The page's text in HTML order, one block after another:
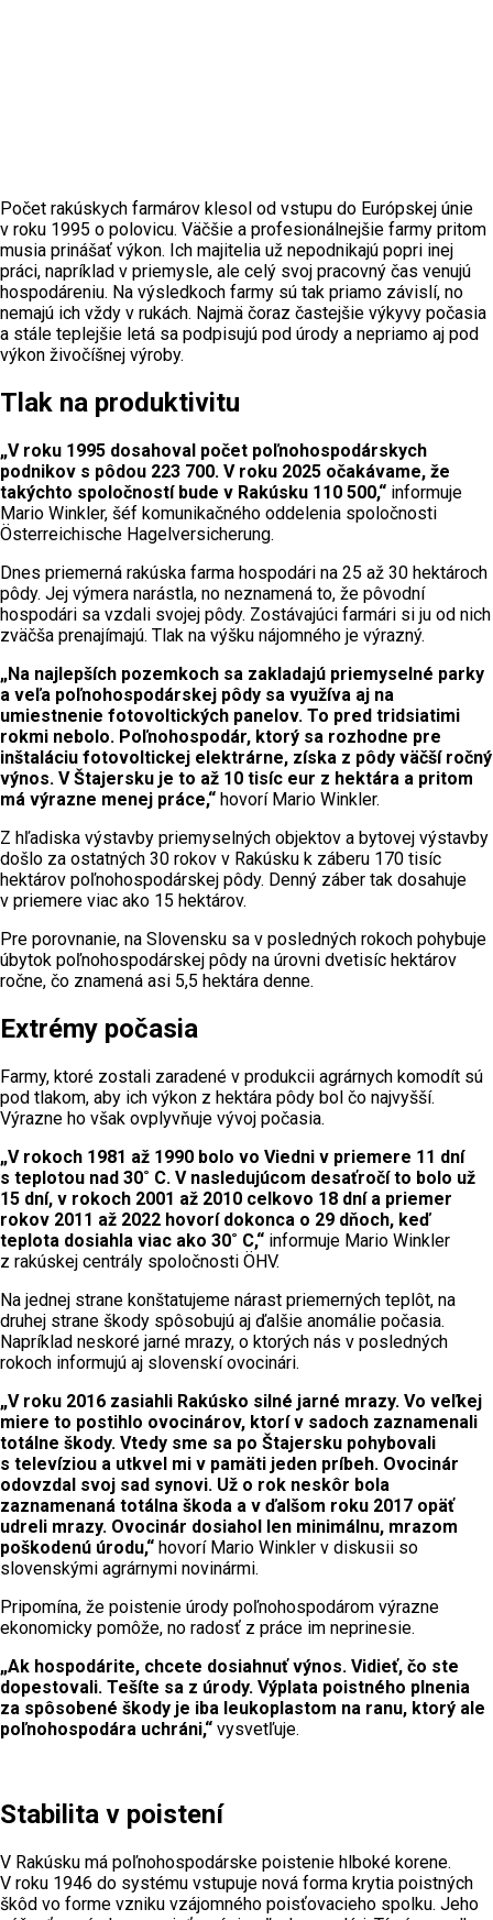
Počet rakúskych farmárov klesol od vstupu do Európskej únie
v roku 1995 o polovicu. Väčšie a profesionálnejšie farmy pritom
musia prinášať výkon. Ich majitelia už nepodnikajú popri inej
práci, napríklad v priemysle, ale celý svoj pracovný čas venujú
hospodáreniu. Na výsledkoch farmy sú tak priamo závislí, no
nemajú ich vždy v rukách. Najmä čoraz častejšie výkyvy počasia
a stále teplejšie letá sa podpisujú pod úrody a nepriamo aj pod
výkon živočíšnej výroby.
Tlak na produktivitu
„V roku 1995 dosahoval počet poľnohospodárskych
podnikov s pôdou 223 700. V roku 2025 očakávame, že
takýchto spoločností bude v Rakúsku 110 500,“ informuje
Mario Winkler, šéf komunikačného oddelenia spoločnosti
Österreichische Hagelversicherung.
Dnes priemerná rakúska farma hospodári na 25 až 30 hektároch
pôdy. Jej výmera narástla, no neznamená to, že pôvodní
hospodári sa vzdali svojej pôdy. Zostávajúci farmári si ju od nich
zväčša prenajímajú. Tlak na výšku nájomného je výrazný.
„Na najlepších pozemkoch sa zakladajú priemyselné parky
a veľa poľnohospodárskej pôdy sa využíva aj na
umiestnenie fotovoltických panelov. To pred tridsiatimi
rokmi nebolo. Poľnohospodár, ktorý sa rozhodne pre
inštaláciu fotovoltickej elektrárne, získa z pôdy väčší ročný
výnos. V Štajersku je to až 10 tisíc eur z hektára a pritom
má výrazne menej práce,“ hovorí Mario Winkler.
Z hľadiska výstavby priemyselných objektov a bytovej výstavby
došlo za ostatných 30 rokov v Rakúsku k záberu 170 tisíc
hektárov poľnohospodárskej pôdy. Denný záber tak dosahuje
v priemere viac ako 15 hektárov.
Pre porovnanie, na Slovensku sa v posledných rokoch pohybuje
úbytok poľnohospodárskej pôdy na úrovni dvetisíc hektárov
ročne, čo znamená asi 5,5 hektára denne.
Extrémy počasia
Farmy, ktoré zostali zaradené v produkcii agrárnych komodít sú
pod tlakom, aby ich výkon z hektára pôdy bol čo najvyšší.
Výrazne ho však ovplyvňuje vývoj počasia.
„V rokoch 1981 až 1990 bolo vo Viedni v priemere 11 dní
s teplotou nad 30˚ C. V nasledujúcom desaťročí to bolo už
15 dní, v rokoch 2001 až 2010 celkovo 18 dní a priemer
rokov 2011 až 2022 hovorí dokonca o 29 dňoch, keď
teplota dosiahla viac ako 30˚ C,“ informuje Mario Winkler
z rakúskej centrály spoločnosti ÖHV.
Na jednej strane konštatujeme nárast priemerných teplôt, na
druhej strane škody spôsobujú aj ďalšie anomálie počasia.
Napríklad neskoré jarné mrazy, o ktorých nás v posledných
rokoch informujú aj slovenskí ovocinári.
„V roku 2016 zasiahli Rakúsko silné jarné mrazy. Vo veľkej
miere to postihlo ovocinárov, ktorí v sadoch zaznamenali
totálne škody. Vtedy sme sa po Štajersku pohybovali
s televíziou a utkvel mi v pamäti jeden príbeh. Ovocinár
odovzdal svoj sad synovi. Už o rok neskôr bola
zaznamenaná totálna škoda a v ďalšom roku 2017 opäť
udreli mrazy. Ovocinár dosiahol len minimálnu, mrazom
poškodenú úrodu,“ hovorí Mario Winkler v diskusii so
slovenskými agrárnymi novinármi.
Pripomína, že poistenie úrody poľnohospodárom výrazne
ekonomicky pomôže, no radosť z práce im neprinesie.
„Ak hospodárite, chcete dosiahnuť výnos. Vidieť, čo ste
dopestovali. Tešíte sa z úrody. Výplata poistného plnenia
za spôsobené škody je iba leukoplastom na ranu, ktorý ale
poľnohospodára uchráni,“ vysvetľuje.
Stabilita v poistení
V Rakúsku má poľnohospodárske poistenie hlboké korene.
V roku 1946 do systému vstupuje nová forma krytia poistných
škôd vo forme vzniku vzájomného poisťovacieho spolku. Jeho